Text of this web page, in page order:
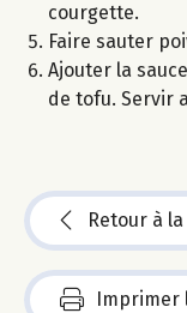
courgette.
Faire sauter
Ajouter la
de tofu. Servir
Retour à